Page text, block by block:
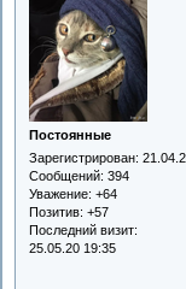
Постоянные
Зарегистрирован:
Сообщений: 394
Уважение: +64
Позитив: +57
Последний визит:
25.05.20 19:35